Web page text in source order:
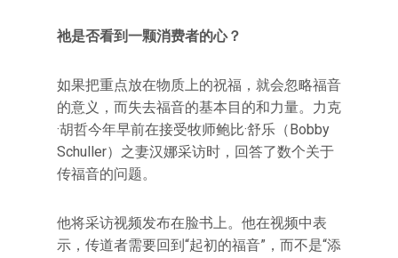
祂是否看到一颗消费者的心？
如果把重点放在物质上的祝福，就会忽略福音
的意义，而失去福音的基本目的和力量。力克
·胡哲今年早前在接受牧师鲍比·舒乐（Bobby
Schuller）之妻汉娜采访时，回答了数个关于
传福音的问题。
他将采访视频发布在脸书上。他在视频中表
示，传道者需要回到“起初的福音”，而不是“添